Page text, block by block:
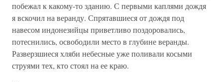
побежал к какому-то зданию. С первыми каплями дождя
я вскочил на веранду. Спрятавшиеся от дождя под
навесом индонезийцы приветливо поздоровались,
потеснились, освободили место в глубине веранды.
Разверзшиеся хляби небесные уже поливали косыми
струями тех, кто стоял на ее краю.